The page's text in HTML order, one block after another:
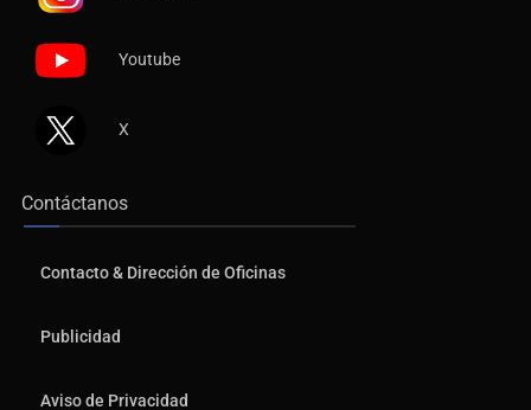
Youtube
X
Contáctanos
Contacto & Dirección de Oficinas
Publicidad
Aviso de Privacidad